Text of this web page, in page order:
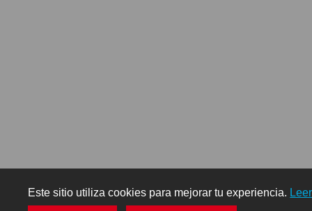
Este sitio utiliza cookies para mejorar tu experiencia.